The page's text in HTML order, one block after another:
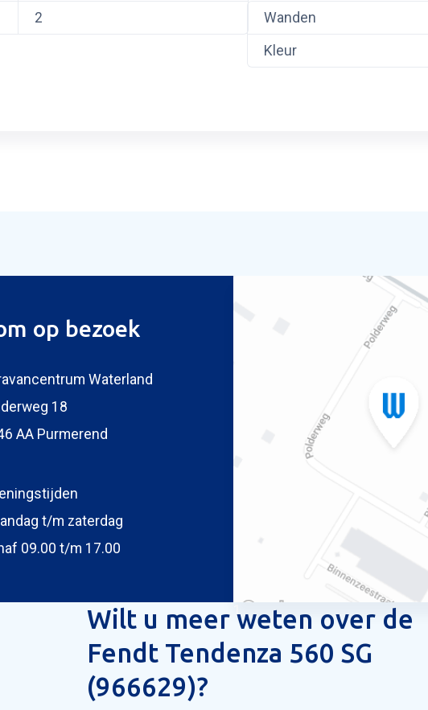
Selecteer uw foto
Mijn bericht versturen
2 Wanden
Kleur
op bezoek
Waterland
18
AA Purmerend
t/m zaterdag
09.00 t/m 17.00
1
Wilt u meer weten over de
Fendt Tendenza 560 SG
(966629)?